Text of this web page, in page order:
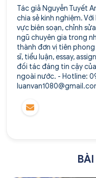
Tác giả Nguyễn Tuyết
chia sẻ kinh nghiệm.
vực biên soạn, chỉnh
ngũ chuyên gia trong
thành đơn vị tiên
sĩ, tiểu luận, essay,
đối tác đáng tin cậy
ngoài nước. - Hotline: